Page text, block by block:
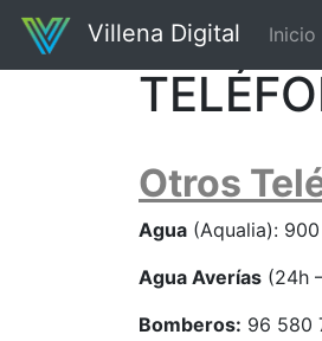
Villena Digital Inicio
Otros
Agua (Aqualia):
Agua Averías (24h
Bomberos: 96 580